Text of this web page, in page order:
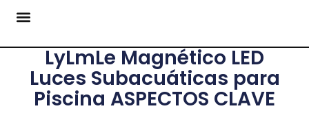
LyLmLe Magnético LED
Luces Subacuáticas para
Piscina ASPECTOS CLAVE